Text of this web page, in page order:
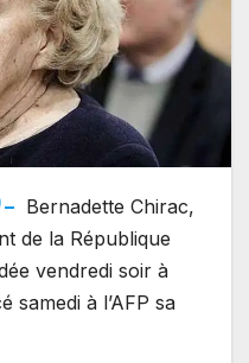
– Bernadette Chirac,
de la République
vendredi soir à
samedi à l’AFP sa